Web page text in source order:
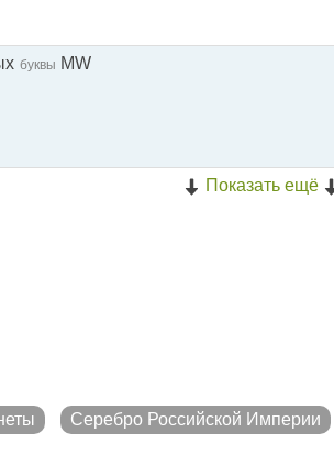
буквы MW
Показать ещё
Серебро Российской Империи